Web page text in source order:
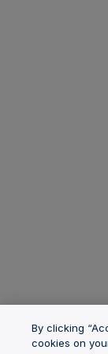
By clicking
cookies on